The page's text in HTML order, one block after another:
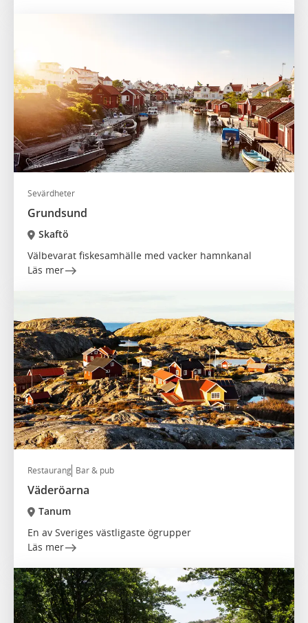
Sevärdheter
Grundsund
Skaftö
Välbevarat fiskesamhälle med vacker hamnkanal
Läs mer
Restaurang Bar & pub
Väderöarna
Tanum
En av Sveriges västligaste ögrupper
Läs mer